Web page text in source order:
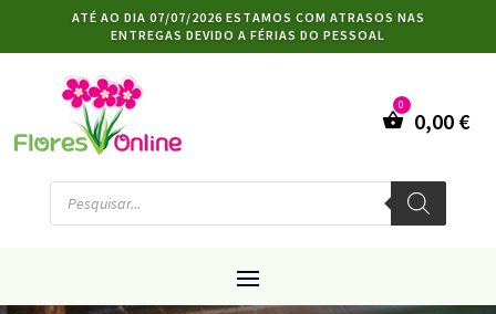
ATÉ AO DIA 07/07/2026 ESTAMOS COM ATRASOS NAS
ENTREGAS DEVIDO A FÉRIAS DO PESSOAL
0,00 €
Products
search